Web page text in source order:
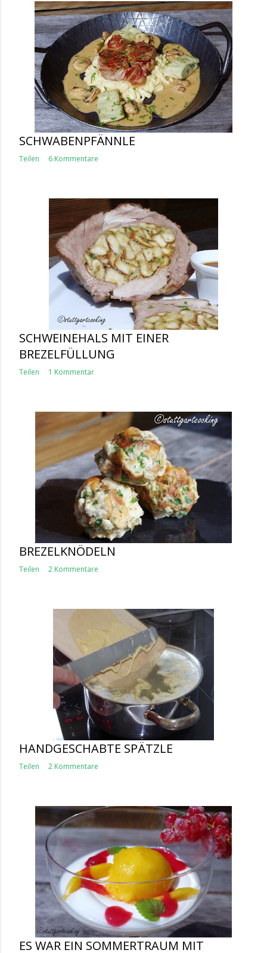
SCHWABENPFÄNNLE
Teilen 6 Kommentare
SCHWEINEHALS MIT EINER
BREZELFÜLLUNG
Teilen 1 Kommentar
BREZELKNÖDELN
Teilen 2 Kommentare
HANDGESCHABTE SPÄTZLE
Teilen 2 Kommentare
ES WAR EIN SOMMERTRAUM MIT